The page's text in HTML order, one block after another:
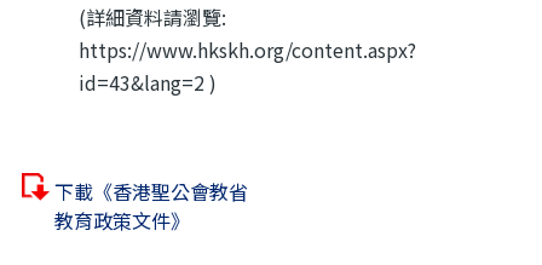
(詳細資料請瀏覽:
https://www.hkskh.org/content.aspx?
id=43&lang=2 )
下載《香港聖公會教省
教育政策文件》